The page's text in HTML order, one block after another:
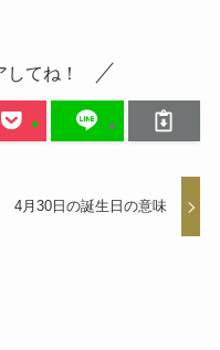
てね！
4月30日の誕生日の意味